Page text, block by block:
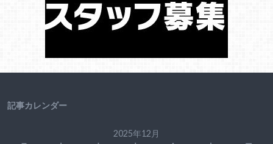
記事カレンダー
2025年12月